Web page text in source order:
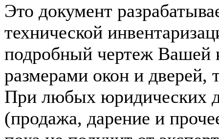
Это документ
технической
подробный чертеж Вашей
размерами окон и дверей,
При любых юридических
(продажа, дарение и